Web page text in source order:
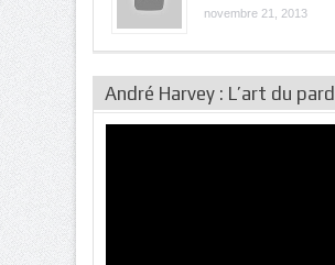
novembre 21, 2013
André Harvey : L’art du